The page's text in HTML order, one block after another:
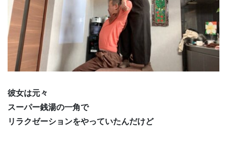
彼女は元々
スーパー銭湯の一角で
リラクゼーションをやっていたんだけど